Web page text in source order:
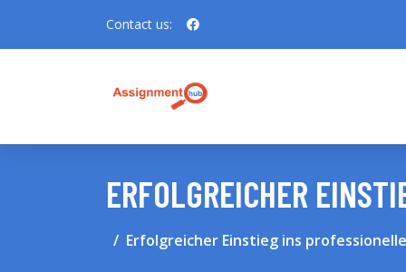
Contact us:
ERFOLGREICHER
Erfolgreicher Einstieg ins